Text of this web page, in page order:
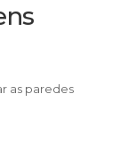
as paredes